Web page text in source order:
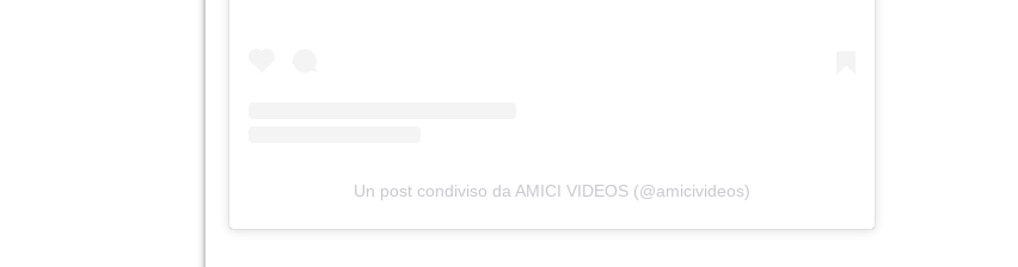
Un post condiviso da AMICI VIDEOS (@amicivideos)